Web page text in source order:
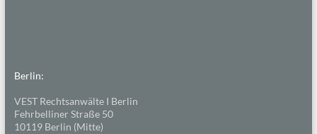
Berlin:
VEST Rechtsanwälte I Berlin
Fehrbelliner Straße 50
10119 Berlin (Mitte)